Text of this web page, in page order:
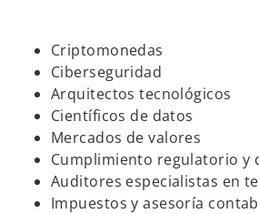
Criptomonedas
Ciberseguridad
Arquitectos tecnológicos
Científicos de datos
Mercados de valores
Cumplimiento regulatorio y
Auditores especialistas en
Impuestos y asesoría